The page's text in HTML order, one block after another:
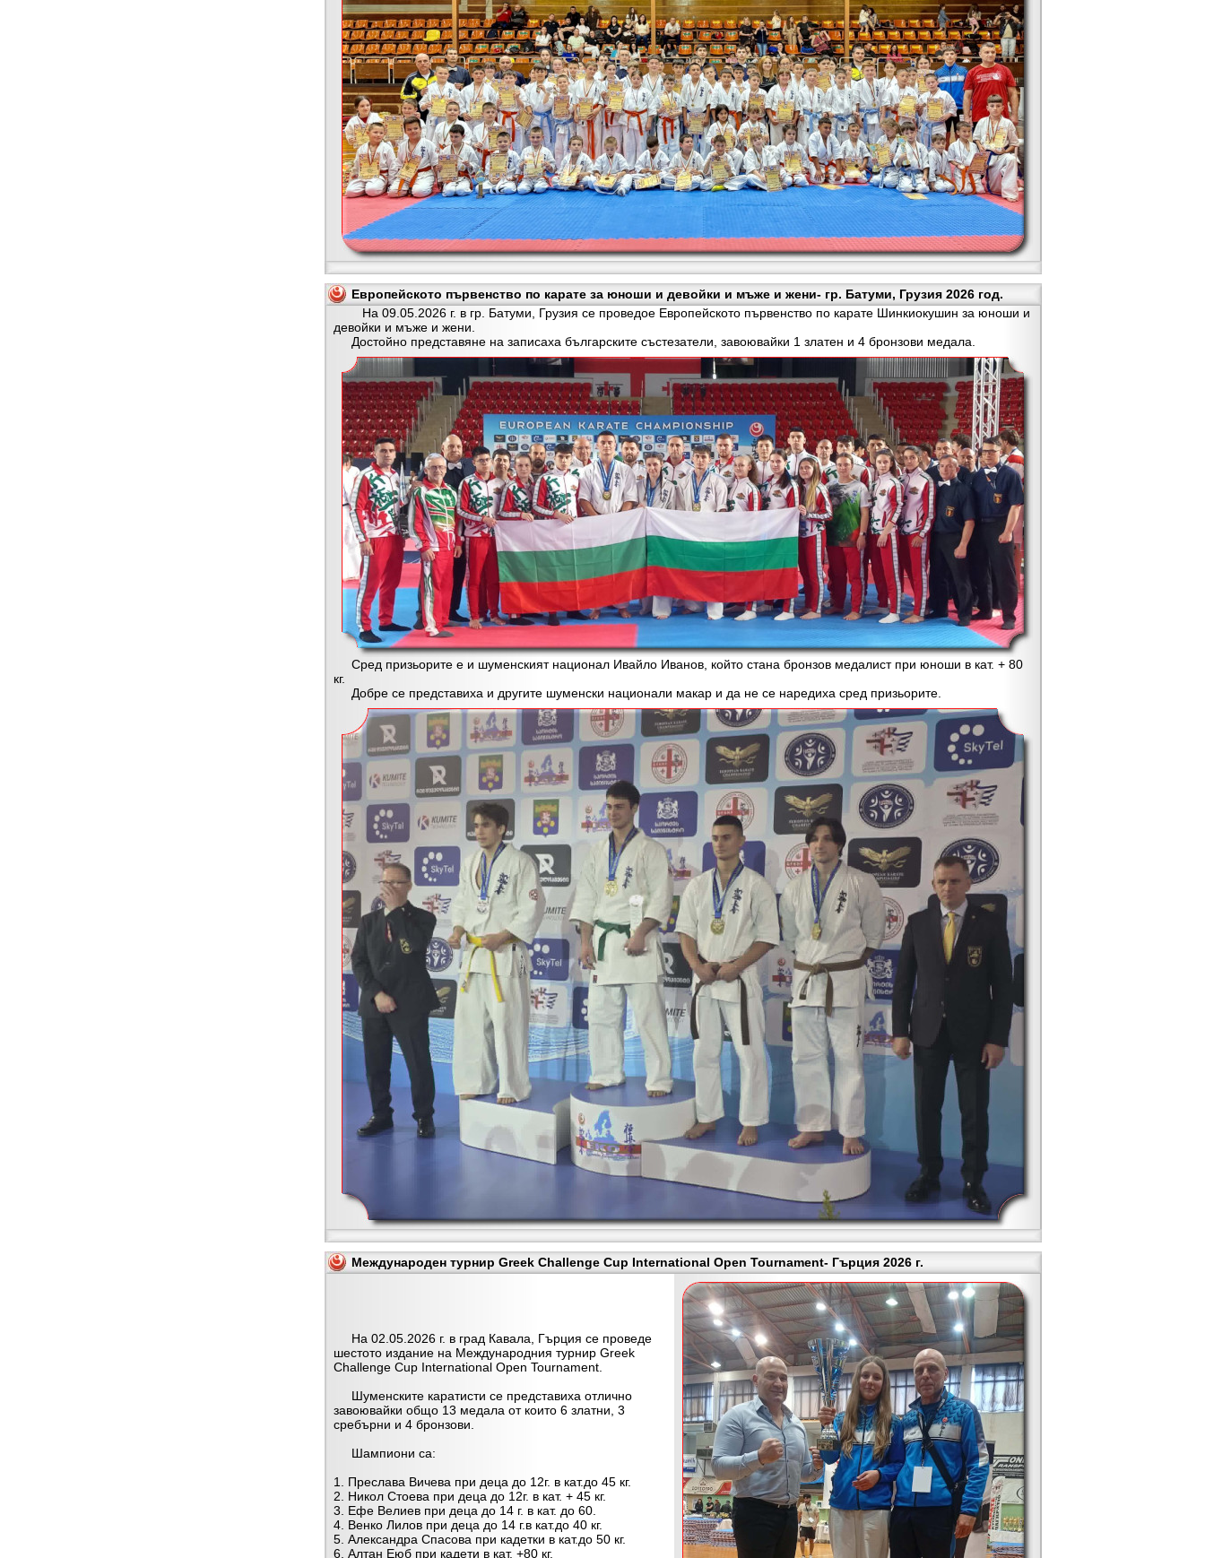
Европейското първенство по карате за юноши и девойки и мъже и жени- гр. Батуми, Грузия 2026 год.
На 09.05.2026 г. в гр. Батуми, Грузия се проведое Европейското първенство по карате Шинкиокушин за юноши и
девойки и мъже и жени.
Достойно представяне на записаха българските състезатели, завоювайки 1 златен и 4 бронзови медала.
Сред призьорите е и шуменският национал Ивайло Иванов, който стана бронзов медалист при юноши в кат. + 80
кг.
Добре се представиха и другите шуменски национали макар и да не се наредиха сред призьорите.
Международен турнир Greek Challenge Cup International Open Tournament- Гърция 2026 г.
На 02.05.2026 г. в град Кавала, Гърция се проведе
шестото издание на Международния турнир Greek
Challenge Cup International Open Tournament.
Шуменските каратисти се представиха отлично
завоювайки общо 13 медала от които 6 златни, 3
сребърни и 4 бронзови.
Шампиони са:
1. Преслава Вичева при деца до 12г. в кат.до 45 кг.
2. Никол Стоева при деца до 12г. в кат. + 45 кг.
3. Ефе Велиев при деца до 14 г. в кат. до 60.
4. Венко Лилов при деца до 14 г.в кат.до 40 кг.
5. Александра Спасова при кадетки в кат.до 50 кг.
6. Алтан Еюб при кадети в кат. +80 кг.